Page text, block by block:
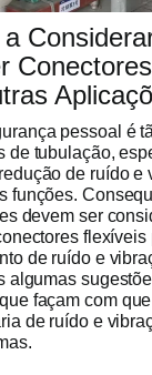
pessoal é
de tubulação,
de ruído e
funções.
devem ser
flexíveis
de ruído e
algumas
façam com
de ruído e